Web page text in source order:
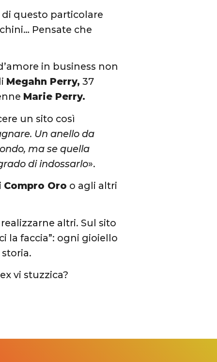
questo particolare
Pensate che
in business non
Megahn Perry, 37
Marie Perry.
un sito così
Un anello da
ma se quella
di indossarlo».
Compro Oro o agli altri
altri. Sul sito
la faccia”: ogni gioiello
vi stuzzica?